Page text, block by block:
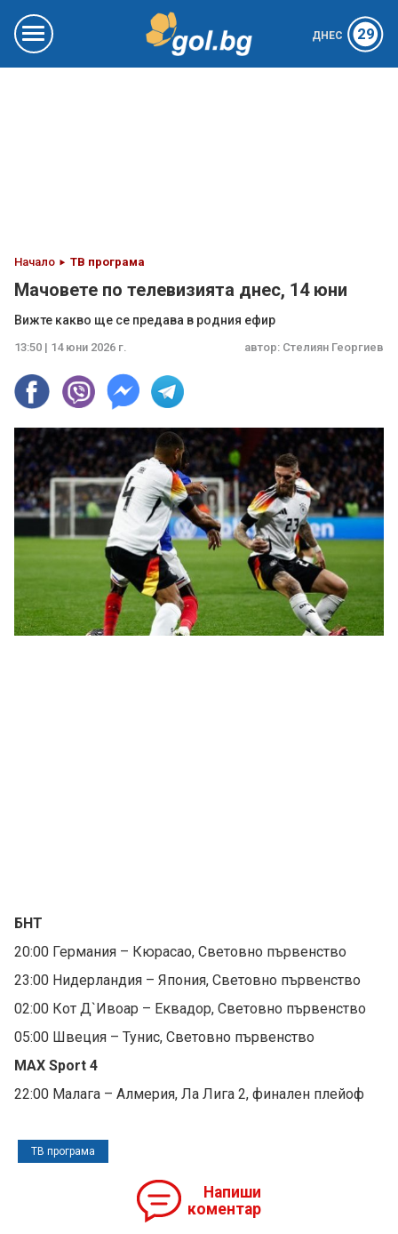
ДНЕС 29
Начало ТВ програма
Мачовете по телевизията днес, 14 юни
Вижте какво ще се предава в родния ефир
13:50 | 14 юни 2026 г. автор: Стелиян Георгиев
БНТ
20:00 Германия – Кюрасао, Световно първенство
23:00 Нидерландия – Япония, Световно първенство
02:00 Кот Д`Ивоар – Еквадор, Световно първенство
05:00 Швеция – Тунис, Световно първенство
MAX Sport 4
22:00 Малага – Алмерия, Ла Лига 2, финален плейоф
ТВ програма
Напиши
коментар